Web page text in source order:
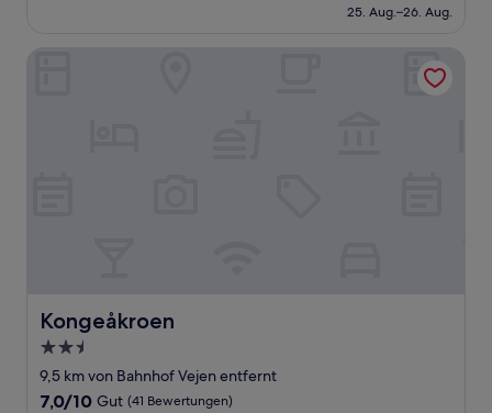
Bewertungen)
beträgt
25. Aug.–26. Aug.
Kongeåkroen
Kongeåkroen
2.5-
Sterne-
Unterkunft
9,5 km von Bahnhof Vejen entfernt
7.0
7,0/10 Gut (41 Bewertungen)